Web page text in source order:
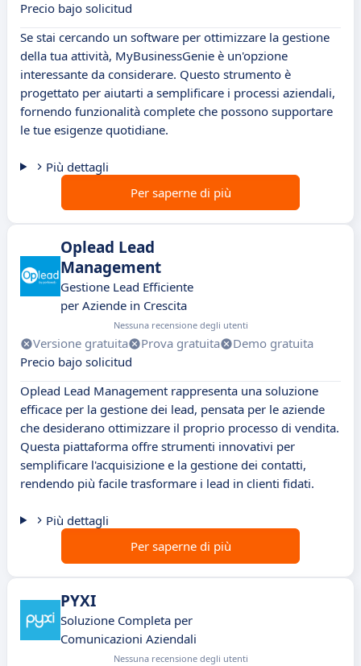
Precio bajo solicitud
Se stai cercando un software per ottimizzare la gestione
della tua attività, MyBusinessGenie è un'opzione
interessante da considerare. Questo strumento è
progettato per aiutarti a semplificare i processi aziendali,
fornendo funzionalità complete che possono supportare
le tue esigenze quotidiane.
Più dettagli
Per saperne di più
Oplead Lead
Management
Gestione Lead Efficiente
per Aziende in Crescita
Nessuna recensione degli utenti
Versione gratuita Prova gratuita
Demo gratuita
Precio bajo solicitud
Oplead Lead Management rappresenta una soluzione
efficace per la gestione dei lead, pensata per le aziende
che desiderano ottimizzare il proprio processo di vendita.
Questa piattaforma offre strumenti innovativi per
semplificare l'acquisizione e la gestione dei contatti,
rendendo più facile trasformare i lead in clienti fidati.
Più dettagli
Per saperne di più
PYXI
Soluzione Completa per
Comunicazioni Aziendali
Nessuna recensione degli utenti